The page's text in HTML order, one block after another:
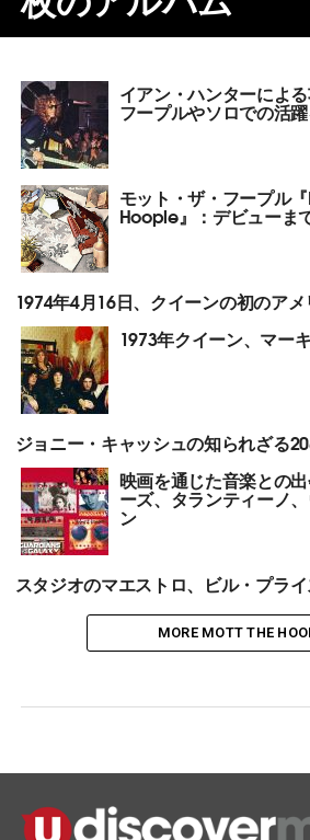
イアン・ハンターによ
フープルやソロでの活
モット・ザ・フープル
Hoople』：デビューま
1974年4月16日、クイーンの初のア
1973年クイーン、マー
ジョニー・キャッシュの知られざる
映画を通じた音楽との
ーズ、タランティーノ
ン
スタジオのマエストロ、ビル・プライ
MORE MOTT THE